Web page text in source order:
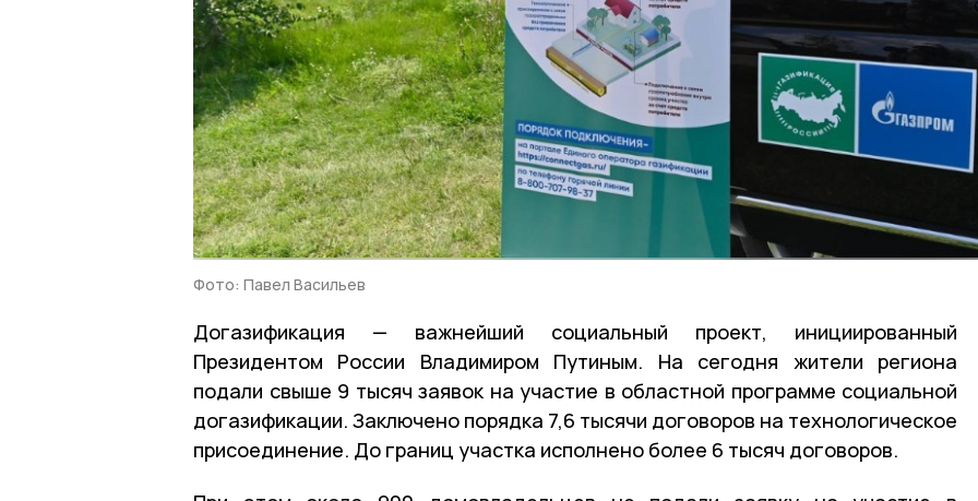
Фото: Павел Васильев
Догазификация — важнейший социальный проект, инициированный
Президентом России Владимиром Путиным. На сегодня жители региона
подали свыше 9 тысяч заявок на участие в областной программе социальной
догазификации. Заключено порядка 7,6 тысячи договоров на технологическое
присоединение. До границ участка исполнено более 6 тысяч договоров.